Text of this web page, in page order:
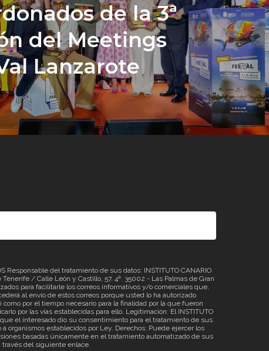
de la 3ª
del Meetings
Lanzarote
Responsable del tratamiento de sus datos: INSTITUTO CANARIO
/ Calle León y Castillo, 57, 4ª. 35002 - Las Palmas de Gran
para facilitarle los correos informativos y/o comerciales que,
al envío de estos correos porque usted lo ha autorizado
por el tiempo necesario para la finalidad por la que fueron
por las vías establecidas para ello. Legitimación: El INSTITUTO
el interesado dio su consentimiento para el tratamiento de sus
organismos establecidos por Ley. Derechos: Puede ejercer los
basadas únicamente en el tratamiento automatizado de sus
través del siguiente enlace.